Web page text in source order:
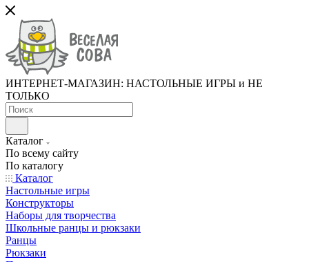
ИНТЕРНЕТ-МАГАЗИН: НАСТОЛЬНЫЕ ИГРЫ и НЕ
ТОЛЬКО
Каталог
По всему сайту
По каталогу
Каталог
Настольные игры
Конструкторы
Наборы для творчества
Школьные ранцы и рюкзаки
Ранцы
Рюкзаки